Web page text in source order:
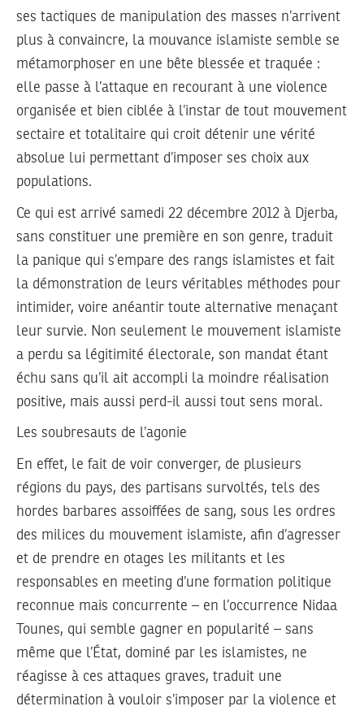
ses tactiques de manipulation des masses n’arrivent
plus à convaincre, la mouvance islamiste semble se
métamorphoser en une bête blessée et traquée :
elle passe à l’attaque en recourant à une violence
organisée et bien ciblée à l’instar de tout mouvement
sectaire et totalitaire qui croit détenir une vérité
absolue lui permettant d’imposer ses choix aux
populations.
Ce qui est arrivé samedi 22 décembre 2012 à Djerba,
sans constituer une première en son genre, traduit
la panique qui s’empare des rangs islamistes et fait
la démonstration de leurs véritables méthodes pour
intimider, voire anéantir toute alternative menaçant
leur survie. Non seulement le mouvement islamiste
a perdu sa légitimité électorale, son mandat étant
échu sans qu’il ait accompli la moindre réalisation
positive, mais aussi perd-il aussi tout sens moral.
Les soubresauts de l’agonie
En effet, le fait de voir converger, de plusieurs
régions du pays, des partisans survoltés, tels des
hordes barbares assoiffées de sang, sous les ordres
des milices du mouvement islamiste, afin d’agresser
et de prendre en otages les militants et les
responsables en meeting d’une formation politique
reconnue mais concurrente – en l’occurrence Nidaa
Tounes, qui semble gagner en popularité – sans
même que l’État, dominé par les islamistes, ne
réagisse à ces attaques graves, traduit une
détermination à vouloir s’imposer par la violence et